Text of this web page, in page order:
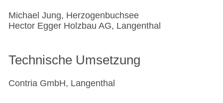
Michael Jung, Herzogenbuchsee
Hector Egger Holzbau AG, Langenthal
Technische Umsetzung
Contria GmbH, Langenthal